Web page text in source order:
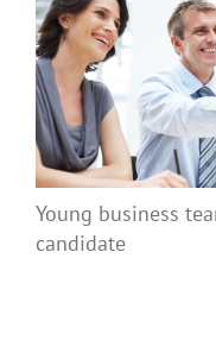
Young business
candidate